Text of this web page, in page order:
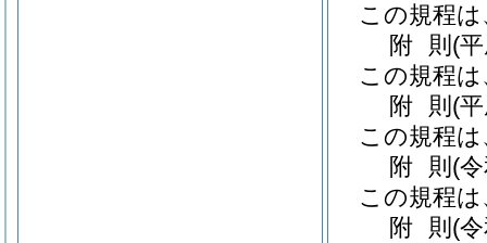
この規程
附 則 (
この規程
附 則 (
この規程
附 則 (
この規程
附 則 (